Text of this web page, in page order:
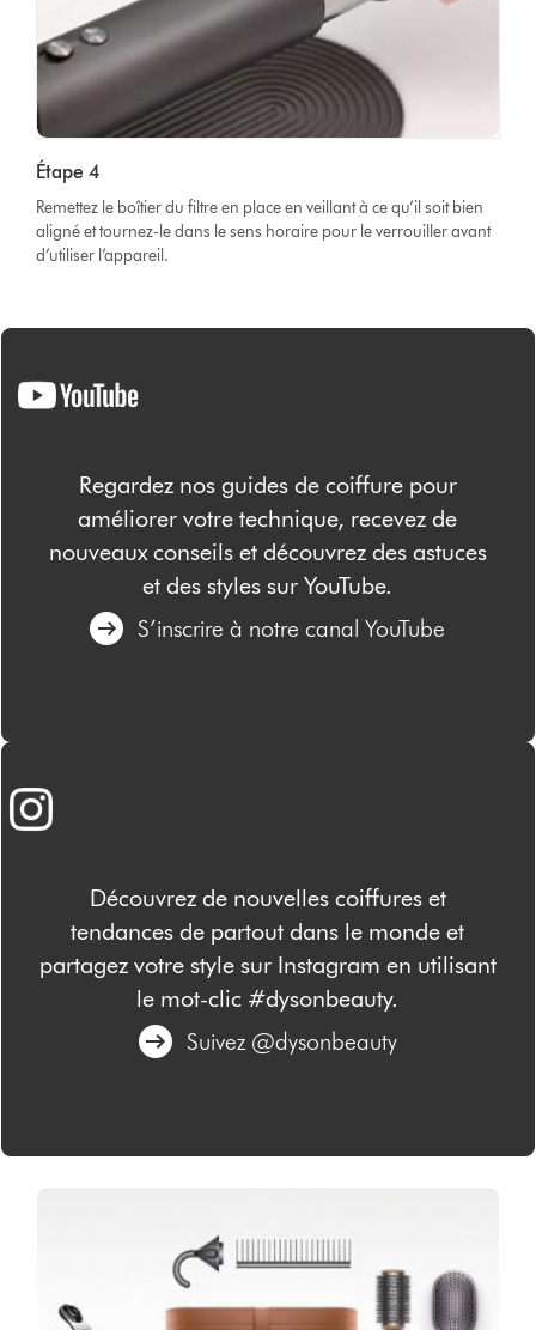
Étape 4
Remettez le boîtier du filtre en place en veillant à ce qu’il soit bien
aligné et tournez-le dans le sens horaire pour le verrouiller avant
d’utiliser l’appareil.
Regardez nos guides de coiffure pour
améliorer votre technique, recevez de
nouveaux conseils et découvrez des astuces
et des styles sur YouTube.
S’inscrire à notre canal YouTube
Découvrez de nouvelles coiffures et
tendances de partout dans le monde et
partagez votre style sur Instagram en utilisant
le mot-clic #dysonbeauty.
Suivez @dysonbeauty